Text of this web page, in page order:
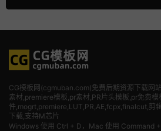
CG模板网(cgmuban.com)免费后期资源下载网
素材 ,premiere模板,pr素材,PR片头模板,pr免费模
件,mogrt,premiere,LUT,PR,AE,fcpx,finalcut,剪
下载,支持M芯片
Windows 使用 Ctrl + D，Mac 使用 Command